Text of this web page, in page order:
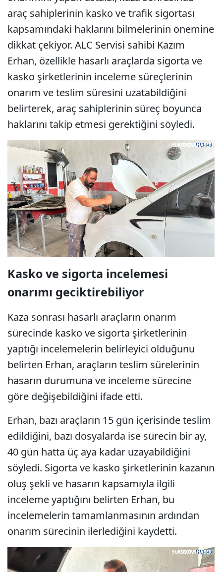
araç sahiplerinin kasko ve trafik sigortası
kapsamındaki haklarını bilmelerinin önemine
dikkat çekiyor. ALC Servisi sahibi Kazım
Erhan, özellikle hasarlı araçlarda sigorta ve
kasko şirketlerinin inceleme süreçlerinin
onarım ve teslim süresini uzatabildiğini
belirterek, araç sahiplerinin süreç boyunca
haklarını takip etmesi gerektiğini söyledi.
Kasko ve sigorta incelemesi
onarımı geciktirebiliyor
Kaza sonrası hasarlı araçların onarım
sürecinde kasko ve sigorta şirketlerinin
yaptığı incelemelerin belirleyici olduğunu
belirten Erhan, araçların teslim sürelerinin
hasarın durumuna ve inceleme sürecine
göre değişebildiğini ifade etti.
Erhan, bazı araçların 15 gün içerisinde teslim
edildiğini, bazı dosyalarda ise sürecin bir ay,
40 gün hatta üç aya kadar uzayabildiğini
söyledi. Sigorta ve kasko şirketlerinin kazanın
oluş şekli ve hasarın kapsamıyla ilgili
inceleme yaptığını belirten Erhan, bu
incelemelerin tamamlanmasının ardından
onarım sürecinin ilerlediğini kaydetti.